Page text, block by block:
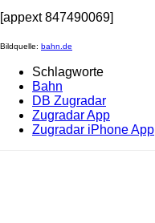
[appext 847490069]
Bildquelle: bahn.de
Schlagworte
Bahn
DB Zugradar
Zugradar App
Zugradar iPhone App